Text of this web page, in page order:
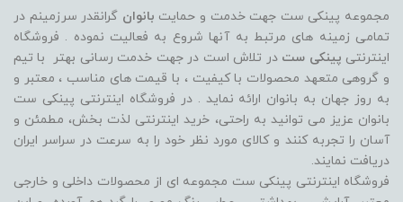
مجموعه پینکی ست جهت خدمت و حمایت بانوان گرانقدر سرزمینم در
تمامی زمینه های مرتبط به آنها شروع به فعالیت نموده . فروشگاه
اینترنتی پینکی ست در تلاش است در جهت خدمت رسانی بهتر با تیم
و گروهی متعهد محصولات با کیفیت ، با قیمت های مناسب ، معتبر و
به روز جهان به بانوان ارائه نماید . در فروشگاه اینترنتی پینکی ست
بانوان عزیز می توانيد به راحتی، خرید اینترنتی لذت بخش، مطمئن و
آسان را تجربه کنند و کالای مورد نظر خود را به سرعت در سراسر ایران
دریافت نمایند.
فروشگاه اینترنتی پینکی ست مجموعه ای از محصولات داخلی و خارجی